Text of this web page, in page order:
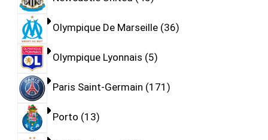
Olympique De Marseille 36
Olympique Lyonnais 5
Paris Saint-Germain 171
Porto 13